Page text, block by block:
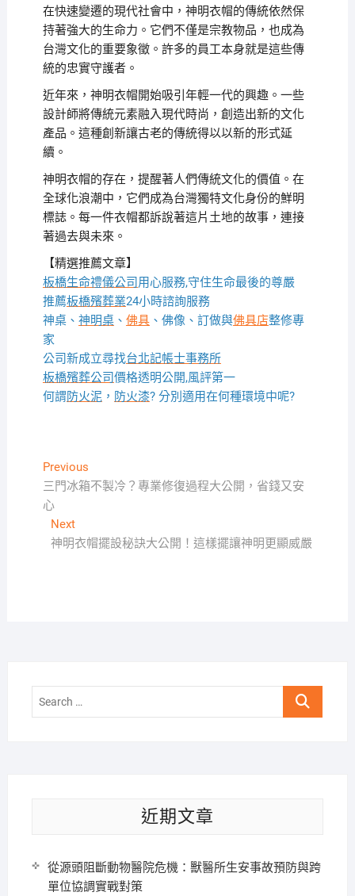
在快速變遷的現代社會中，神明衣帽的傳統依然保
持著強大的生命力。它們不僅是宗教物品，也成為
台灣文化的重要象徵。許多的員工本身就是這些傳
統的忠實守護者。
近年來，神明衣帽開始吸引年輕一代的興趣。一些
設計師將傳統元素融入現代時尚，創造出新的文化
產品。這種創新讓古老的傳統得以以新的形式延
續。
神明衣帽的存在，提醒著人們傳統文化的價值。在
全球化浪潮中，它們成為台灣獨特文化身份的鮮明
標誌。每一件衣帽都訴說著這片土地的故事，連接
著過去與未來。
【精選推薦文章】
板橋生命禮儀公司用心服務,守住生命最後的尊嚴
推薦板橋殯葬業24小時諮詢服務
神桌、 神明桌、 佛具、佛像、訂做與佛具店整修專
家
公司新成立尋找台北記帳士事務所
板橋殯葬公司價格透明公開,風評第一
何謂防火泥， 防火漆? 分別適用在何種環境中呢?
文
章
導
覽
PreviousPrevious
post:
三門冰箱不製冷？專業修復過程大公開，省錢又安
心
NextNext
post:
神明衣帽擺設秘訣大公開！這樣擺讓神明更顯威嚴
Search
近期文章
從源頭阻斷動物醫院危機：獸醫所生安事故預防與跨
單位協調實戰對策